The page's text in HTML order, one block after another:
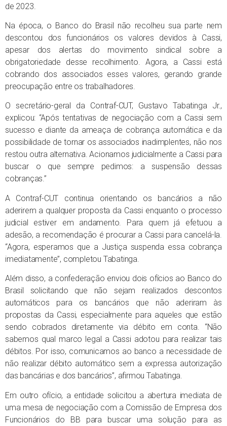
de 2023.
Na época, o Banco do Brasil não recolheu sua parte nem
descontou dos funcionários os valores devidos à Cassi,
apesar dos alertas do movimento sindical sobre a
obrigatoriedade desse recolhimento. Agora, a Cassi está
cobrando dos associados esses valores, gerando grande
preocupação entre os trabalhadores.
O secretário-geral da Contraf-CUT, Gustavo Tabatinga Jr.,
explicou: “Após tentativas de negociação com a Cassi sem
sucesso e diante da ameaça de cobrança automática e da
possibilidade de tornar os associados inadimplentes, não nos
restou outra alternativa. Acionamos judicialmente a Cassi para
buscar o que sempre pedimos: a suspensão dessas
cobranças.”
A Contraf-CUT continua orientando os bancários a não
aderirem a qualquer proposta da Cassi enquanto o processo
judicial estiver em andamento. Para quem já efetuou a
adesão, a recomendação é procurar a Cassi para cancelá-la.
“Agora, esperamos que a Justiça suspenda essa cobrança
imediatamente”, completou Tabatinga.
Além disso, a confederação enviou dois ofícios ao Banco do
Brasil solicitando que não sejam realizados descontos
automáticos para os bancários que não aderiram às
propostas da Cassi, especialmente para aqueles que estão
sendo cobrados diretamente via débito em conta. “Não
sabemos qual marco legal a Cassi adotou para realizar tais
débitos. Por isso, comunicamos ao banco a necessidade de
não realizar débito automático sem a expressa autorização
das bancárias e dos bancários”, afirmou Tabatinga.
Em outro ofício, a entidade solicitou a abertura imediata de
uma mesa de negociação com a Comissão de Empresa dos
Funcionários do BB para buscar uma solução para as